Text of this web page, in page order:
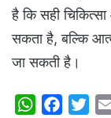
है कि सही
सकता है, बल्कि
जा सकती है।
W